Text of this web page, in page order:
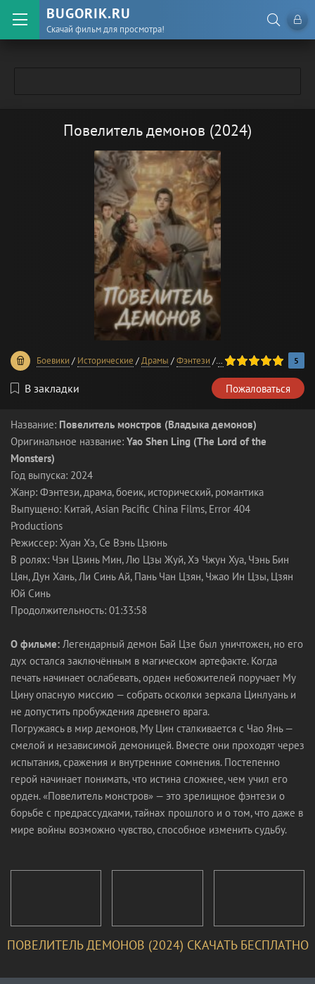
BUGORIK.RU
Скачай фильм для просмотра!
Повелитель демонов (2024)
Боевики / Исторические /Драмы /Фэнтези / Фильмы 2024 года
100 1 2 3 4 5 5
В закладки Пожаловаться
Название: Повелитель монстров (Владыка демонов)
Оригинальное название: Yao Shen Ling (The Lord of the
Monsters)
Год выпуска: 2024
Жанр: Фэнтези, драма, боеик, исторический, романтика
Выпущено: Китай, Asian Pacific China Films, Error 404
Productions
Режиссер: Хуан Хэ, Се Вэнь Цзюнь
В ролях: Чэн Цзинь Мин, Лю Цзы Жуй, Хэ Чжун Хуа, Чэнь Бин
Цян, Дун Хань, Ли Синь Ай, Пань Чан Цзян, Чжао Ин Цзы, Цзян
Юй Синь
Продолжительность: 01:33:58
О фильме: Легендарный демон Бай Цзе был уничтожен, но его
дух остался заключённым в магическом артефакте. Когда
печать начинает ослабевать, орден небожителей поручает Му
Цину опасную миссию — собрать осколки зеркала Цинлуань и
не допустить пробуждения древнего врага.
Погружаясь в мир демонов, Му Цин сталкивается с Чао Янь —
смелой и независимой демоницей. Вместе они проходят через
испытания, сражения и внутренние сомнения. Постепенно
герой начинает понимать, что истина сложнее, чем учил его
орден. «Повелитель монстров» — это зрелищное фэнтези о
борьбе с предрассудками, тайнах прошлого и о том, что даже в
мире войны возможно чувство, способное изменить судьбу.
ПОВЕЛИТЕЛЬ ДЕМОНОВ (2024) СКАЧАТЬ БЕСПЛАТНО